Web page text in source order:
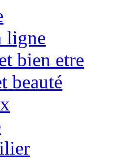
ligne
bien etre
beauté